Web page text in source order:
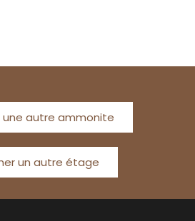
une autre ammonite
un autre étage